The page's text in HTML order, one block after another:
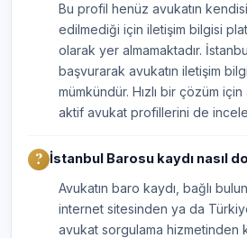
Bu profil henüz avukatın
edilmediği için iletişim bilgisi
olarak yer almamaktadır.
başvurarak avukatın iletişim
mümkündür. Hızlı bir çözüm
aktif avukat profillerini de
İstanbul Barosu kaydı nasıl
Avukatın baro kaydı, bağlı
internet sitesinden ya da
avukat sorgulama hizmetinden